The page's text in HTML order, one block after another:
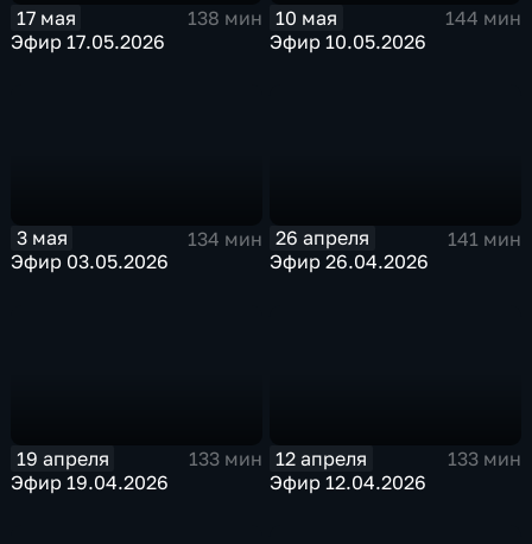
17 мая
138 мин
Эфир 17.05.2026
10 мая
144 мин
Эфир 10.05.2026
3 мая
134 мин
Эфир 03.05.2026
26 апреля
141 мин
Эфир 26.04.2026
19 апреля
133 мин
Эфир 19.04.2026
12 апреля
133 мин
Эфир 12.04.2026